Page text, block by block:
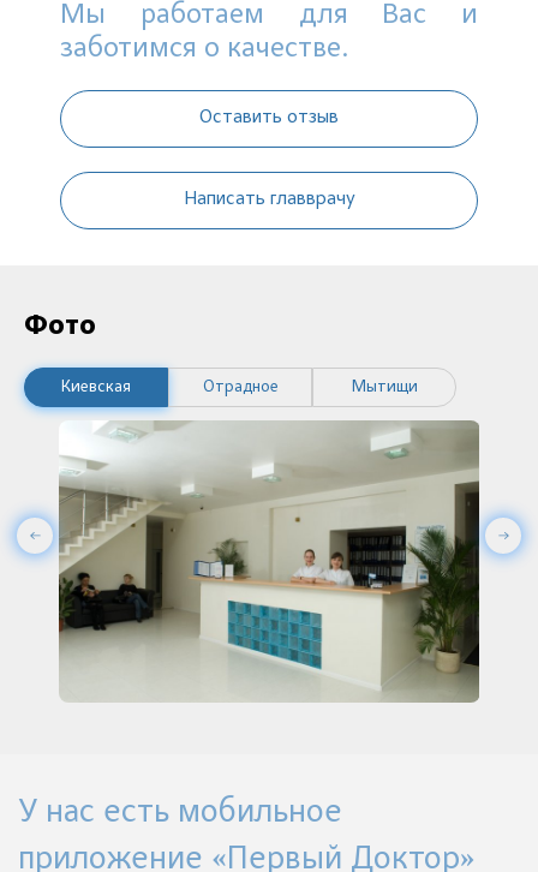
Мы работаем для Вас и
заботимся о качестве.
Оставить отзыв
Написать главврачу
Фото
Киевская Отрадное Мытищи
У нас есть мобильное
приложение «Первый Доктор»